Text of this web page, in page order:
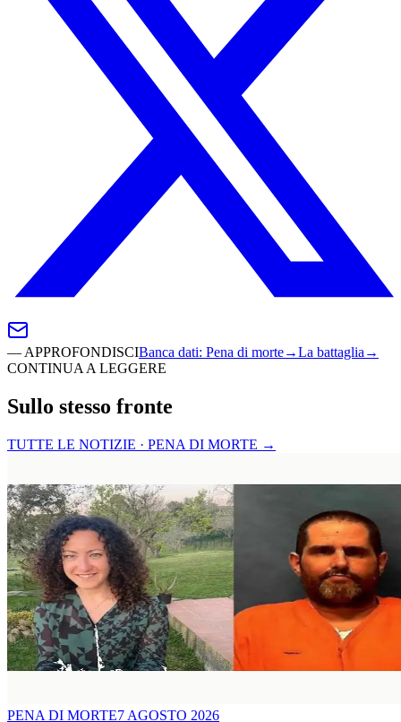
— APPROFONDISCIBanca dati: Pena di morte→La battaglia →
CONTINUA A LEGGERE
Sullo stesso fronte
TUTTE LE NOTIZIE · PENA DI MORTE →
PENA DI MORTE7 AGOSTO 2026